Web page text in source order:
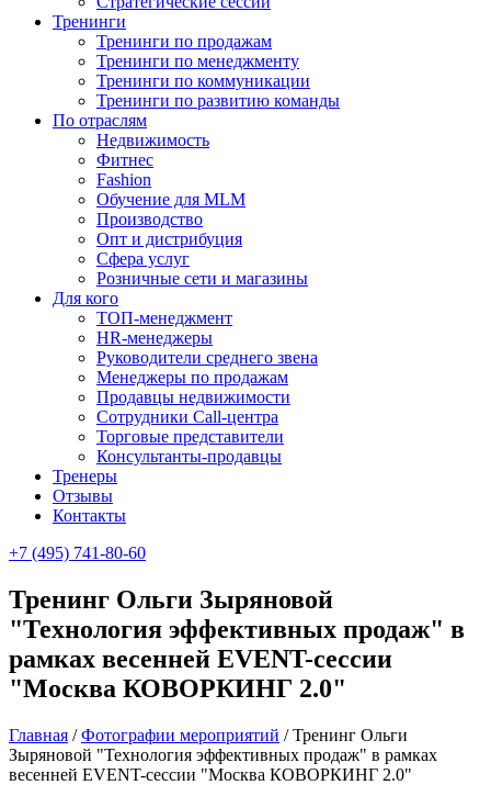
Тренинги
Тренинги по продажам
Тренинги по менеджменту
Тренинги по коммуникации
Тренинги по развитию команды
По отраслям
Недвижимость
Фитнес
Fashion
Обучение для MLM
Производство
Опт и дистрибуция
Сфера услуг
Розничные сети и магазины
Для кого
ТОП-менеджмент
HR-менеджеры
Руководители среднего звена
Менеджеры по продажам
Продавцы недвижимости
Сотрудники Call-центра
Торговые представители
Консультанты-продавцы
Тренеры
Отзывы
Контакты
+7 (495) 741-80-60
Тренинг Ольги Зыряновой
"Технология эффективных продаж" в
рамках весенней EVENT-сесcии
"Москва КОВОРКИНГ 2.0"
Главная /Фотографии мероприятий /Тренинг Ольги
Зыряновой "Технология эффективных продаж" в рамках
весенней EVENT-сесcии "Москва КОВОРКИНГ 2.0"